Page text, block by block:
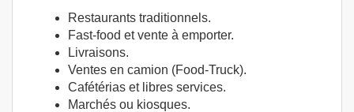
Restaurants traditionnels.
Fast-food et vente à emporter.
Livraisons.
Ventes en camion (Food-Truck).
Cafétérias et libres services.
Marchés ou kiosques.